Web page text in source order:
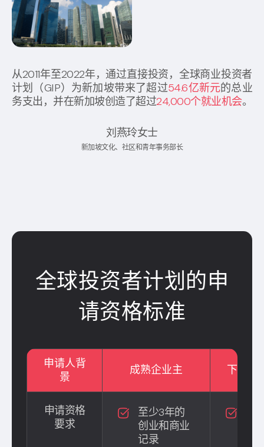
从2011年至2022年，通过直接投资，全球商业投资者
计划（GIP）为新加坡带来了超过54.6亿新元的总业
务支出，并在新加坡创造了超过24,000个就业机会。
刘燕玲女士
新加坡文化、社区和青年事务部长
全球投资者计划的申
请资格标准
申请人背
景
成熟企业主 下一代
申请资格
要求
至少3年的
创业和商业
记录